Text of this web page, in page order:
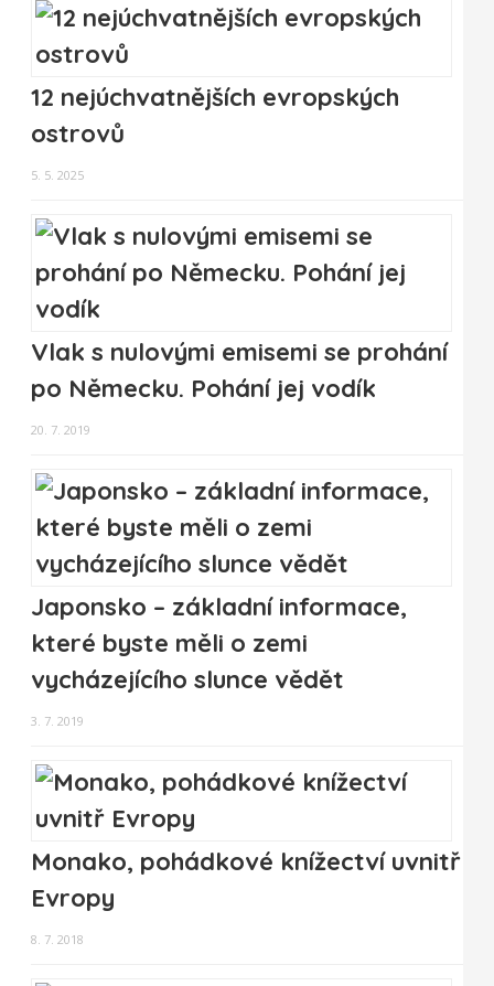
12 nejúchvatnějších evropských
ostrovů
5. 5. 2025
Vlak s nulovými emisemi se prohání
po Německu. Pohání jej vodík
20. 7. 2019
Japonsko – základní informace,
které byste měli o zemi
vycházejícího slunce vědět
3. 7. 2019
Monako, pohádkové knížectví uvnitř
Evropy
8. 7. 2018